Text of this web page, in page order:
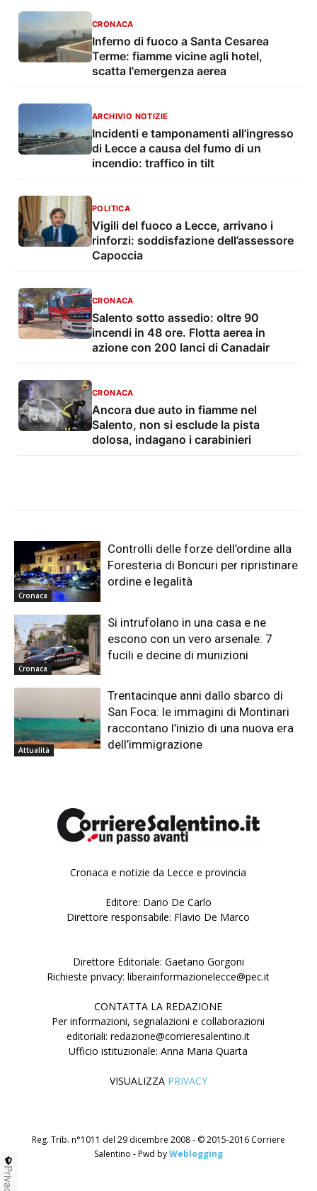
CRONACA
Inferno di fuoco a Santa Cesarea
Terme: fiamme vicine agli hotel,
scatta l'emergenza aerea
ARCHIVIO NOTIZIE
Incidenti e tamponamenti all’ingresso
di Lecce a causa del fumo di un
incendio: traffico in tilt
POLITICA
Vigili del fuoco a Lecce, arrivano i
rinforzi: soddisfazione dell’assessore
Capoccia
CRONACA
Salento sotto assedio: oltre 90
incendi in 48 ore. Flotta aerea in
azione con 200 lanci di Canadair
CRONACA
Ancora due auto in fiamme nel
Salento, non si esclude la pista
dolosa, indagano i carabinieri
Cronaca
Controlli delle forze dell’ordine alla
Foresteria di Boncuri per ripristinare
ordine e legalità
Cronaca
Si intrufolano in una casa e ne
escono con un vero arsenale: 7
fucili e decine di munizioni
Attualità
Trentacinque anni dallo sbarco di
San Foca: le immagini di Montinari
raccontano l’inizio di una nuova era
dell’immigrazione
Cronaca e notizie da Lecce e provincia
Editore: Dario De Carlo
Direttore responsabile: Flavio De Marco
Direttore Editoriale: Gaetano Gorgoni
Richieste privacy: liberainformazionelecce@pec.it
CONTATTA LA REDAZIONE
Per informazioni, segnalazioni e collaborazioni
editoriali: redazione@corrieresalentino.it
Ufficio istituzionale: Anna Maria Quarta
VISUALIZZA PRIVACY
Reg. Trib. n°1011 del 29 dicembre 2008 - © 2015-2016 Corriere
Salentino - Pwd byWeblogging
Privacy